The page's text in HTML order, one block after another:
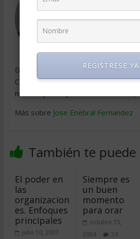
Consultor de
Humanos, el
diferentes medios
americanos
Development Digest, Nueva
Coaching Magazine...), e igualmente
nuestro portal y en otros de la Red,
Más sobre Jose Enebral Fernandez
También te
El poder en
las
organizacion
es. Enfoques
principales
julio 10, 2007
Siempre es
un buen
momento
para orar
octubre 15,
2004
24
REGISTRESE YA